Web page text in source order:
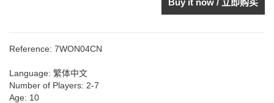
Buy it now / 立即购买
Reference: 7WON04CN
Language: 繁体中文
Number of Players: 2-7
Age: 10